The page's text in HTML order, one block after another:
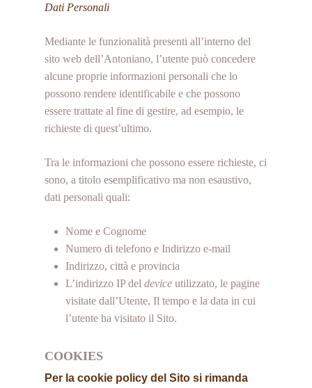
Dati Personali
Mediante le funzionalità presenti all’interno del
sito web dell’Antoniano, l’utente può concedere
alcune proprie informazioni personali che lo
possono rendere identificabile e che possono
essere trattate al fine di gestire, ad esempio, le
richieste di quest’ultimo.
Tra le informazioni che possono essere richieste, ci
sono, a titolo esemplificativo ma non esaustivo,
dati personali quali:
Nome e Cognome
Numero di telefono e Indirizzo e-mail
Indirizzo, città e provincia
L’indirizzo IP del device utilizzato, le pagine
visitate dall’Utente, Il tempo e la data in cui
l’utente ha visitato il Sito.
COOKIES
Per la cookie policy del Sito si rimanda